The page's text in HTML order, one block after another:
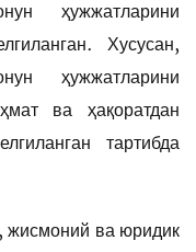
ҳужжатларини
Хусусан,
ҳужжатларини
ва ҳақоратдан
тартибда
жисмоний ва юридик